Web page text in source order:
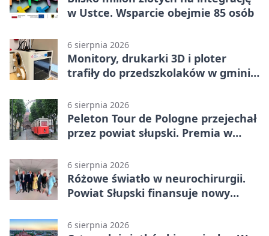
w Ustce. Wsparcie obejmie 85 osób
6 sierpnia 2026
Monitory, drukarki 3D i ploter
trafiły do przedszkolaków w gminie
6 sierpnia 2026
Peleton Tour de Pologne przejechał
przez powiat słupski. Premia w
6 sierpnia 2026
Różowe światło w neurochirurgii.
Powiat Słupski finansuje nowy
6 sierpnia 2026